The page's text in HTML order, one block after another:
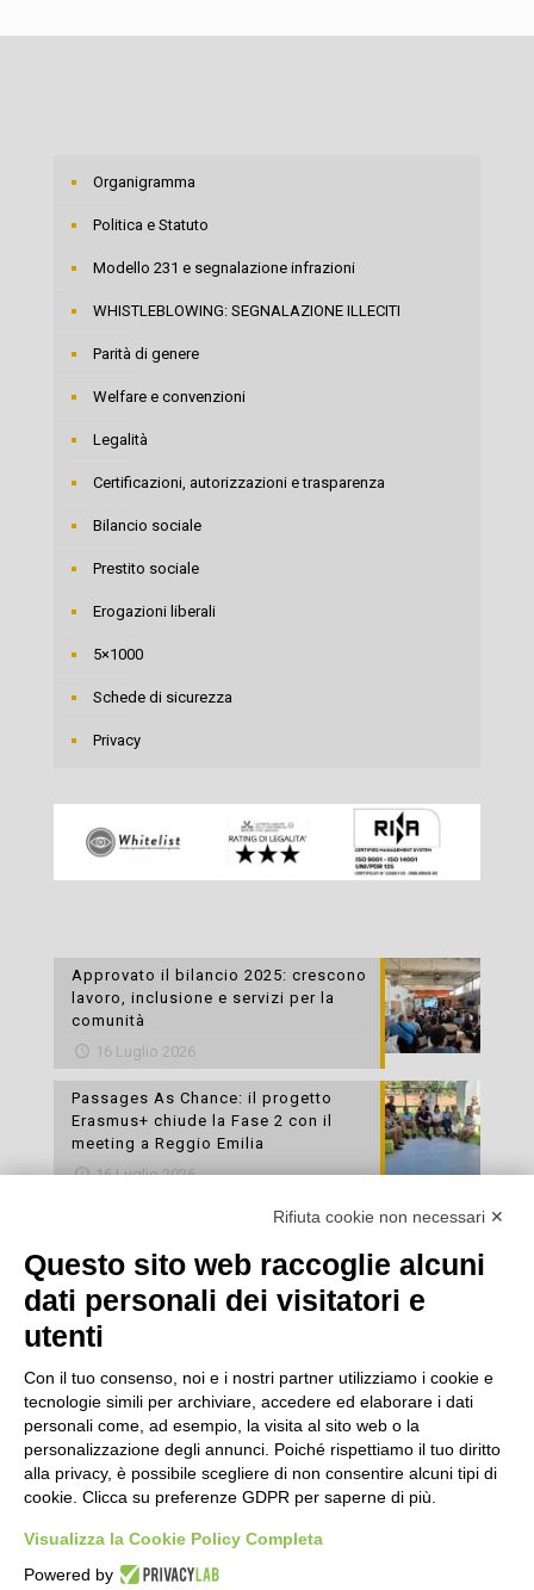
Organigramma
Politica e Statuto
Modello 231 e segnalazione infrazioni
WHISTLEBLOWING: SEGNALAZIONE ILLECITI
Parità di genere
Welfare e convenzioni
Legalità
Certificazioni, autorizzazioni e trasparenza
Bilancio sociale
Prestito sociale
Erogazioni liberali
5×1000
Schede di sicurezza
Privacy
Approvato il bilancio 2025: crescono
lavoro, inclusione e servizi per la
comunità
16 Luglio 2026
Passages As Chance: il progetto
Erasmus+ chiude la Fase 2 con il
meeting a Reggio Emilia
16 Luglio 2026
Esami di laboratorio preventivi
cura della propria salute
16 Luglio 2026
Rifiuta cookie non necessari ✕
Questo sito web raccoglie alcuni
dati personali dei visitatori e
utenti
Con il tuo consenso, noi e i nostri partner utilizziamo i cookie e
tecnologie simili per archiviare, accedere ed elaborare i dati
personali come, ad esempio, la visita al sito web o la
personalizzazione degli annunci. Poiché rispettiamo il tuo diritto
alla privacy, è possibile scegliere di non consentire alcuni tipi di
cookie. Clicca su preferenze GDPR per saperne di più.
Visualizza la Cookie Policy Completa
Powered by